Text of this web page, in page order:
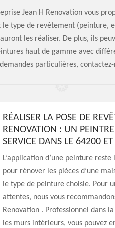
Jean H Renovation vous
type de revêtement (peinture,
les réaliser. De plus, ils
haut de gamme avec
particulières, contactez-
RÉALISER LA POSE DE
RENOVATION : UN
SERVICE DANS LE 64200 ET
L’application d’une peinture
pour rénover les pièces d’une
le type de peinture choisie. Pour
attentes, nous vous
Renovation . Professionnel dans
les murs intérieurs, vous pouvez